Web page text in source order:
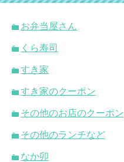
お弁当屋さん
くら寿司
すき家
すき家のクーポン
その他のお店のクーポン
その他のランチなど
なか卯